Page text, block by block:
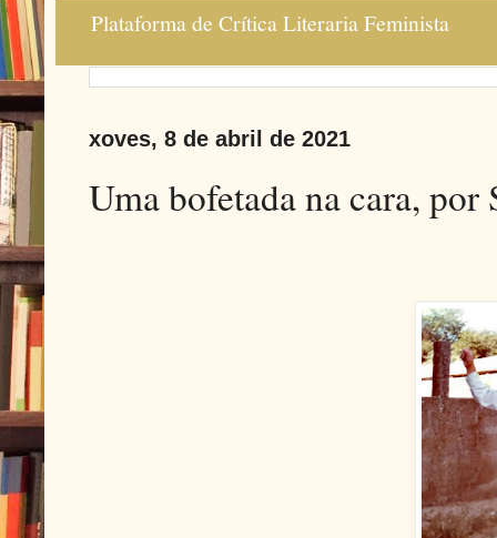
Plataforma de Crítica Literaria Feminista
xoves, 8 de abril de 2021
Uma bofetada na cara, por